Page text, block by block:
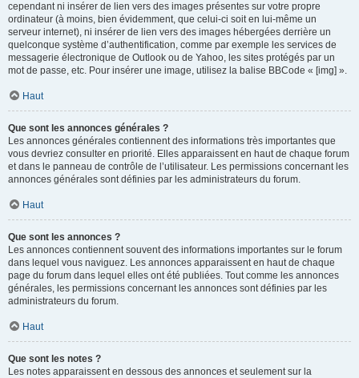
cependant ni insérer de lien vers des images présentes sur votre propre
ordinateur (à moins, bien évidemment, que celui-ci soit en lui-même un
serveur internet), ni insérer de lien vers des images hébergées derrière un
quelconque système d’authentification, comme par exemple les services de
messagerie électronique de Outlook ou de Yahoo, les sites protégés par un
mot de passe, etc. Pour insérer une image, utilisez la balise BBCode « [img] ».
Haut
Que sont les annonces générales ?
Les annonces générales contiennent des informations très importantes que
vous devriez consulter en priorité. Elles apparaissent en haut de chaque forum
et dans le panneau de contrôle de l’utilisateur. Les permissions concernant les
annonces générales sont définies par les administrateurs du forum.
Haut
Que sont les annonces ?
Les annonces contiennent souvent des informations importantes sur le forum
dans lequel vous naviguez. Les annonces apparaissent en haut de chaque
page du forum dans lequel elles ont été publiées. Tout comme les annonces
générales, les permissions concernant les annonces sont définies par les
administrateurs du forum.
Haut
Que sont les notes ?
Les notes apparaissent en dessous des annonces et seulement sur la